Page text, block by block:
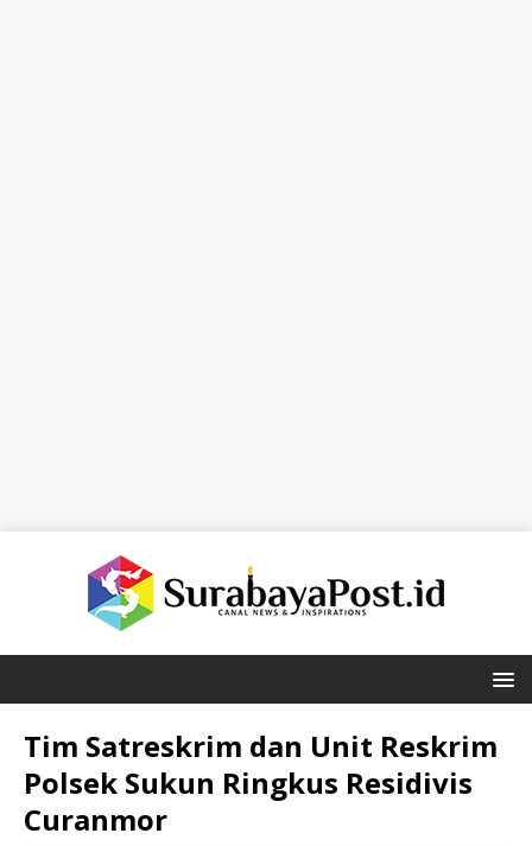
Tim Satreskrim dan Unit Reskrim
Polsek Sukun Ringkus Residivis
Curanmor